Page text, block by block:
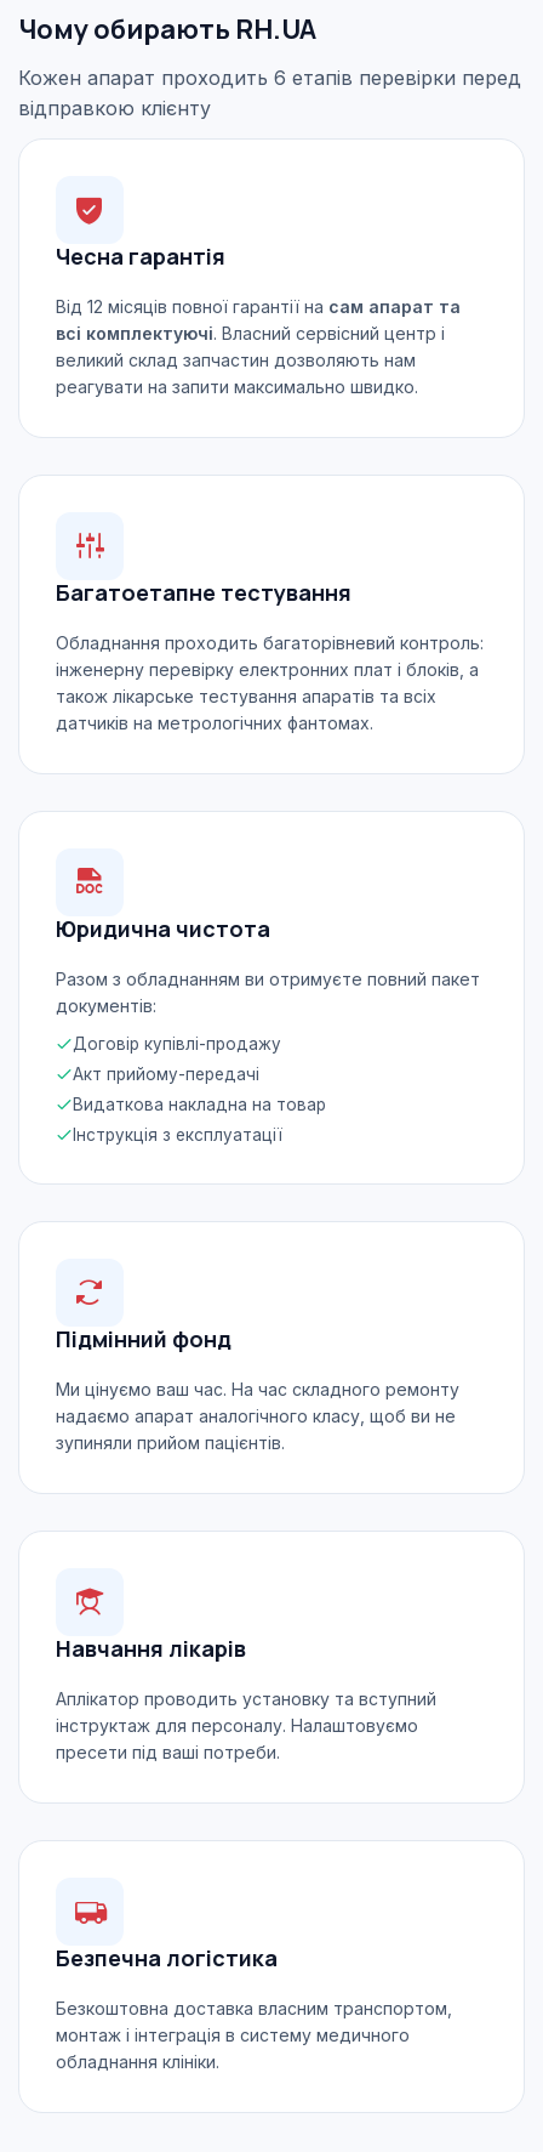
Чому обирають RH.UA
Кожен апарат проходить 6 етапів перевірки перед
відправкою клієнту
Чесна гарантія
Від 12 місяців повної гарантії на сам апарат та
всі комплектуючі. Власний сервісний центр і
великий склад запчастин дозволяють нам
реагувати на запити максимально швидко.
Багатоетапне тестування
Обладнання проходить багаторівневий контроль:
інженерну перевірку електронних плат і блоків, а
також лікарське тестування апаратів та всіх
датчиків на метрологічних фантомах.
Юридична чистота
Разом з обладнанням ви отримуєте повний пакет
документів:
Договір купівлі-продажу
Акт прийому-передачі
Видаткова накладна на товар
Інструкція з експлуатації
Підмінний фонд
Ми цінуємо ваш час. На час складного ремонту
надаємо апарат аналогічного класу, щоб ви не
зупиняли прийом пацієнтів.
Навчання лікарів
Аплікатор проводить установку та вступний
інструктаж для персоналу. Налаштовуємо
пресети під ваші потреби.
Безпечна логістика
Безкоштовна доставка власним транспортом,
монтаж і інтеграція в систему медичного
обладнання клініки.